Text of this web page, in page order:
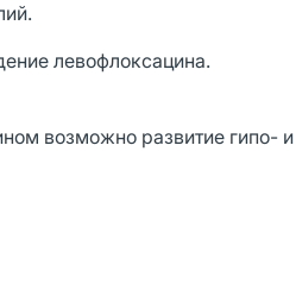
левофлоксацина.
возможно развитие гипо- и